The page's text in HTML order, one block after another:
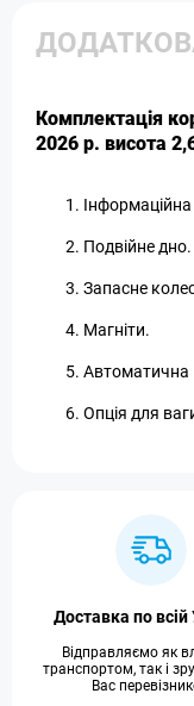
Комплектація
2026 р. висота
Подвійне дно.
Запасне
Магніти.
Автоматична
Опція для
Доставка по всій
Відправляємо як
транспортом, так і
Вас